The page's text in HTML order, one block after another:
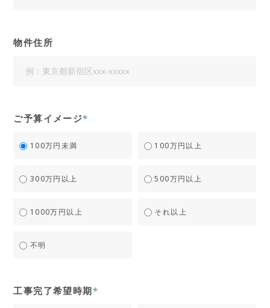
物件住所
ご予算イメージ*
100万円未満 100万円以上
300万円以上 500万円以上
1000万円以上 それ以上
不明
工事完了希望時期*